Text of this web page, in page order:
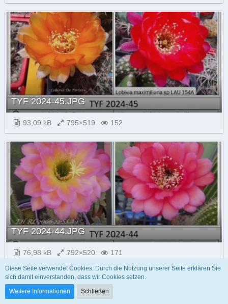
TYF 2024-45.JPG
93,09 kB 795×519 152
TYF 2024-44.JPG
76,98 kB 792×520 171
Diese Seite verwendet Cookies. Durch die Nutzung unserer Seite erklären Sie
sich damit einverstanden, dass wir Cookies setzen.
Weitere Informationen
Schließen